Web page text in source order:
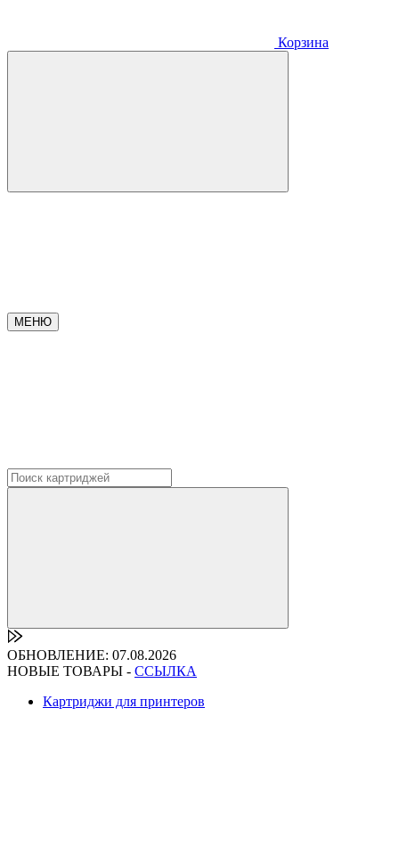
Корзина
МЕНЮ
ОБНОВЛЕНИЕ: 07.08.2026
НОВЫЕ ТОВАРЫ - ССЫЛКА
Картриджи для принтеров